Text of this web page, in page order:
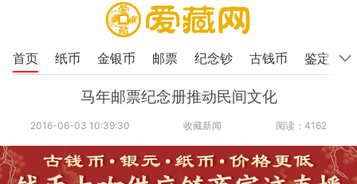
首页 纸币 金银币 邮票 纪念钞 古钱币 鉴定
马年邮票纪念册推动民间文化
2016-06-03 10:39:30 收藏新闻 阅读：4162